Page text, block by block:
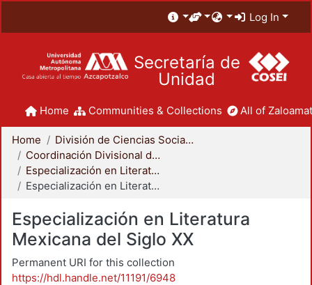
Log In
Secretaría de
Unidad
Home Communities & Collections All of
Home
División de Ciencias Sociales y Humanidades
Coordinación Divisional de Posgrado
Especialización en Literatura Mexicana del Siglo XX
Especialización en Literatura Mexicana del Siglo XX
Especialización en Literatura
Mexicana del Siglo XX
Permanent URI for this collection
https://hdl.handle.net/11191/6948